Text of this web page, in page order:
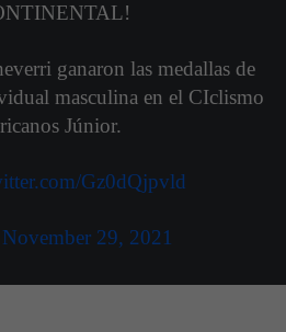
ganaron las medallas de
masculina en el CIclismo
Júnior.
Gz0dQjpvld
November 29, 2021